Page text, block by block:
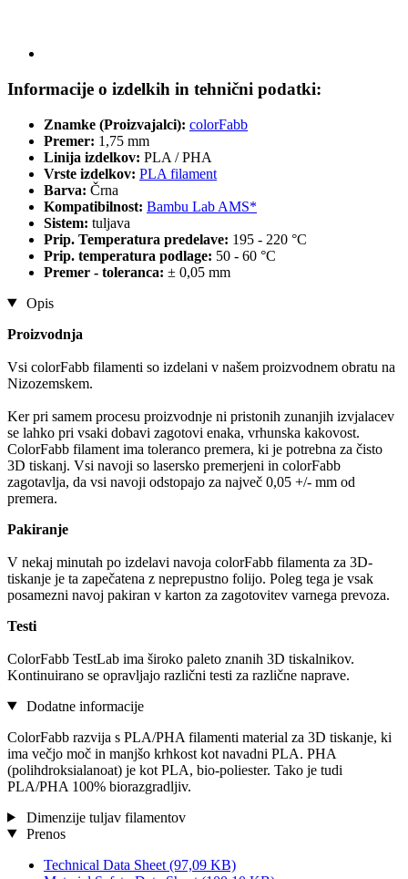
Informacije o izdelkih in tehnični podatki:
Znamke (Proizvajalci): colorFabb
Premer: 1,75 mm
Linija izdelkov: PLA / PHA
Vrste izdelkov: PLA filament
Barva: Črna
Kompatibilnost: Bambu Lab AMS*
Sistem: tuljava
Prip. Temperatura predelave: 195 - 220 °C
Prip. temperatura podlage: 50 - 60 °C
Premer - toleranca: ± 0,05 mm
Opis
Proizvodnja
Vsi colorFabb filamenti so izdelani v našem proizvodnem obratu na
Nizozemskem.
Ker pri samem procesu proizvodnje ni pristonih zunanjih izvjalacev
se lahko pri vsaki dobavi zagotovi enaka, vrhunska kakovost.
ColorFabb filament ima toleranco premera, ki je potrebna za čisto
3D tiskanj. Vsi navoji so lasersko premerjeni in colorFabb
zagotavlja, da vsi navoji odstopajo za največ 0,05 +/- mm od
premera.
Pakiranje
V nekaj minutah po izdelavi navoja colorFabb filamenta za 3D-
tiskanje je ta zapečatena z neprepustno folijo. Poleg tega je vsak
posamezni navoj pakiran v karton za zagotovitev varnega prevoza.
Testi
ColorFabb TestLab ima široko paleto znanih 3D tiskalnikov.
Kontinuirano se opravljajo različni testi za različne naprave.
Dodatne informacije
ColorFabb razvija s PLA/PHA filamenti material za 3D tiskanje, ki
ima večjo moč in manjšo krhkost kot navadni PLA. PHA
(polihdroksialanoat) je kot PLA, bio-poliester. Tako je tudi
PLA/PHA 100% biorazgradljiv.
Dimenzije tuljav filamentov
Prenos
Technical Data Sheet (97,09 KB)